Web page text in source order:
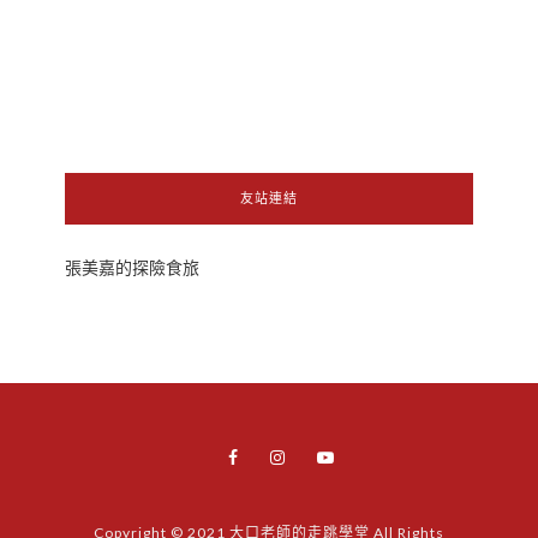
友站連結
張美嘉的探險食旅
Copyright © 2021 大口老師的走跳學堂 All Rights